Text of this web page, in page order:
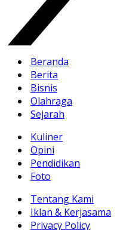
Beranda
Berita
Bisnis
Olahraga
Sejarah
Kuliner
Opini
Pendidikan
Foto
Tentang Kami
Iklan & Kerjasama
Privacy Policy